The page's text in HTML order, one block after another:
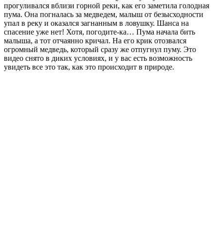
прогуливался вблизи горной реки, как его заметила голодная
пума. Она погналась за медведем, малыш от безысходности
упал в реку и оказался загнанным в ловушку. Шанса на
спасение уже нет! Хотя, погодите-ка… Пума начала бить
малыша, а тот отчаянно кричал. На его крик отозвался
огромный медведь, который сразу же отпугнул пуму. Это
видео снято в диких условиях, и у вас есть возможность
увидеть все это так, как это происходит в природе.